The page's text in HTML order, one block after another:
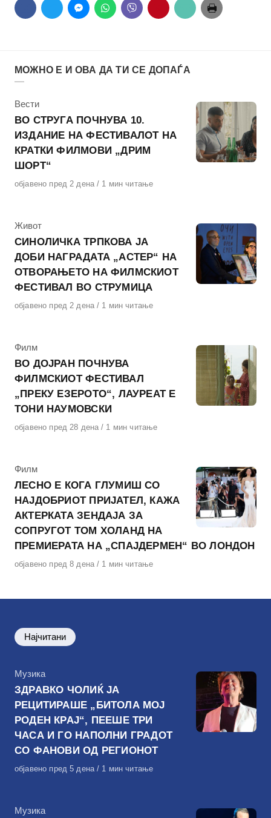
МОЖНО Е И ОВА ДА ТИ СЕ ДОПАЃА
КАтегорија
Вести
ВО СТРУГА ПОЧНУВА 10.
ИЗДАНИЕ НА ФЕСТИВАЛОТ НА
КРАТКИ ФИЛМОВИ „ДРИМ
ШОРТ“
Објавено
објавено пред 2 дена 1 мин читање
КАтегорија
Живот
СИНОЛИЧКА ТРПКОВА ЈА
ДОБИ НАГРАДАТА „АСТЕР“ НА
ОТВОРАЊЕТО НА ФИЛМСКИОТ
ФЕСТИВАЛ ВО СТРУМИЦА
Објавено
објавено пред 2 дена 1 мин читање
КАтегорија
Филм
ВО ДОЈРАН ПОЧНУВА
ФИЛМСКИОТ ФЕСТИВАЛ
„ПРЕКУ ЕЗЕРОТО“, ЛАУРЕАТ Е
ТОНИ НАУМОВСКИ
Објавено
објавено пред 28 дена 1 мин читање
КАтегорија
Филм
ЛЕСНО Е КОГА ГЛУМИШ СО
НАЈДОБРИОТ ПРИЈАТЕЛ, КАЖА
АКТЕРКАТА ЗЕНДАЈА ЗА
СОПРУГОТ ТОМ ХОЛАНД НА
ПРЕМИЕРАТА НА „СПАЈДЕРМЕН“ ВО ЛОНДОН
Објавено
објавено пред 8 дена 1 мин читање
Најчитани
КАтегорија
Музика
ЗДРАВКО ЧОЛИЌ ЈА
РЕЦИТИРАШЕ „БИТОЛА МОЈ
РОДЕН КРАЈ“, ПЕЕШЕ ТРИ
ЧАСА И ГО НАПОЛНИ ГРАДОТ
СО ФАНОВИ ОД РЕГИОНОТ
Објавено
објавено пред 5 дена 1 мин читање
КАтегорија
Музика